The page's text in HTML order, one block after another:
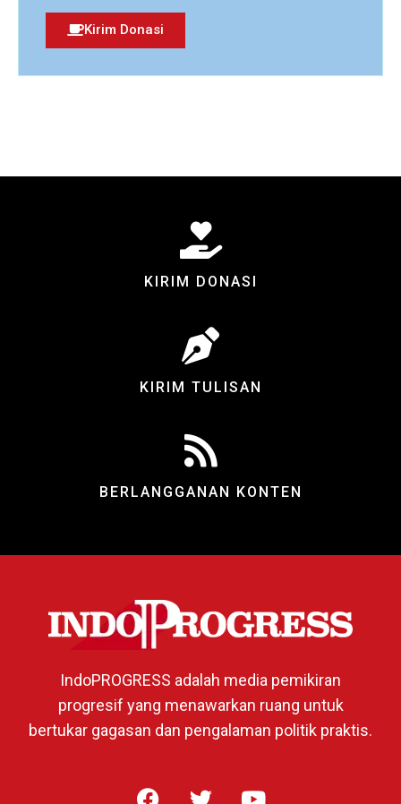
Kirim Donasi
KIRIM DONASI
KIRIM TULISAN
BERLANGGANAN KONTEN
IndoPROGRESS adalah media pemikiran
progresif yang menawarkan ruang untuk
bertukar gagasan dan pengalaman politik praktis.